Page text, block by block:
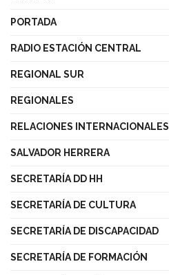
PORTADA
RADIO ESTACIÓN CENTRAL
REGIONAL SUR
REGIONALES
RELACIONES INTERNACIONALES
SALVADOR HERRERA
SECRETARÍA DD HH
SECRETARÍA DE CULTURA
SECRETARÍA DE DISCAPACIDAD
SECRETARÍA DE FORMACIÓN